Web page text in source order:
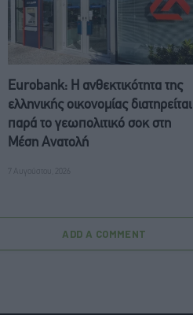
Eurobank: Η ανθεκτικότητα της
ελληνικής οικονομίας διατηρείται
παρά το γεωπολιτικό σοκ στη
Μέση Ανατολή
7 Αυγούστου, 2026
ADD A COMMENT